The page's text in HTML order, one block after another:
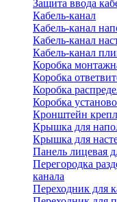
Защита ввода
Кабель-канал
Кабель-канал
Кабель-канал
Кабель-канал
Коробка
Коробка
Коробка
Коробка
Кронштейн
Крышка для
Крышка для
Панель лицевая
Перегородка
канала
Переходник для